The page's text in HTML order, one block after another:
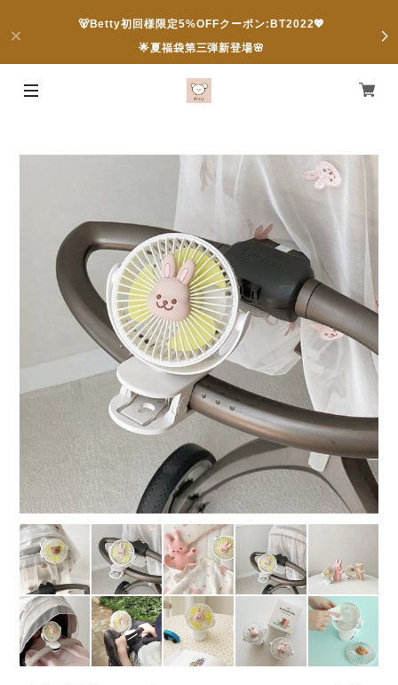
🐻Betty初回様限定5%OFFクーポン:BT2022💖
🌟夏福袋第三弾新登場🌸